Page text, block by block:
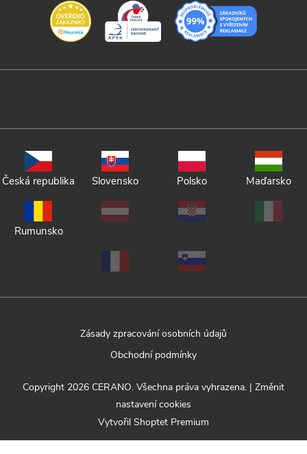
Česká republika Slovensko Polsko Maďarsko
Rumunsko
Zásady zpracování osobních údajů
Obchodní podmínky
Vytvořil Shoptet Premium
Copyright 2026 CERANO. Všechna práva vyhrazena. | Změnit
nastavení cookies